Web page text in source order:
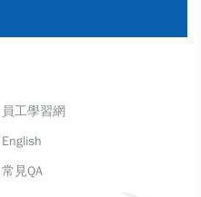
員工學習網
English
常見QA